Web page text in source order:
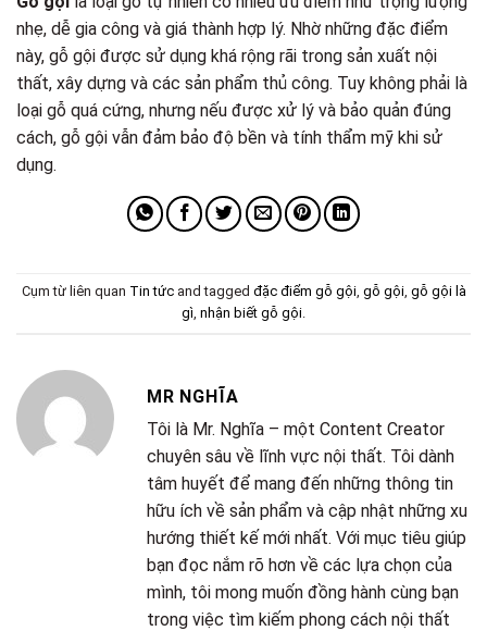
nhẹ, dễ gia công và giá thành hợp lý. Nhờ những đặc điểm
này, gỗ gội được sử dụng khá rộng rãi trong sản xuất nội
thất, xây dựng và các sản phẩm thủ công. Tuy không phải là
loại gỗ quá cứng, nhưng nếu được xử lý và bảo quản đúng
cách, gỗ gội vẫn đảm bảo độ bền và tính thẩm mỹ khi sử
dụng.
Cụm từ liên quan Tin tứcand tagged đặc điểm gỗ gội, gỗ gội, gỗ gội là
gì nhận biết gỗ gội
MR NGHĨA
Tôi là Mr. Nghĩa – một Content Creator
chuyên sâu về lĩnh vực nội thất. Tôi dành
tâm huyết để mang đến những thông tin
hữu ích về sản phẩm và cập nhật những xu
hướng thiết kế mới nhất. Với mục tiêu giúp
bạn đọc nắm rõ hơn về các lựa chọn của
mình, tôi mong muốn đồng hành cùng bạn
trong việc tìm kiếm phong cách nội thất